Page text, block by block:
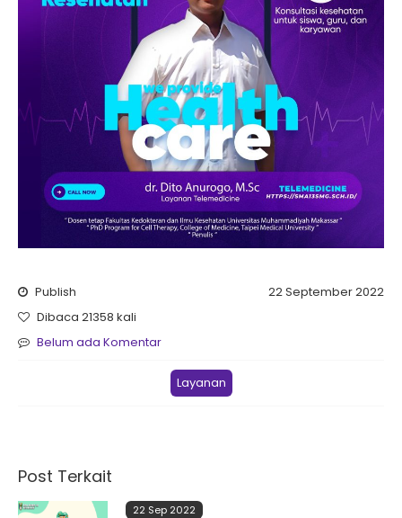
Publish
22 September 2022
Dibaca 21358 kali
Belum ada Komentar
Layanan
Post Terkait
22 Sep 2022